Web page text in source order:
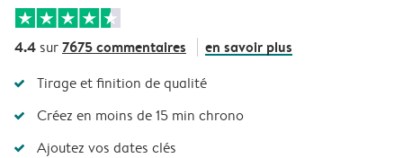
4.4 sur7675 commentaires en savoir plus
Tirage et finition de qualité
Créez en moins de 15 min chrono
Ajoutez vos dates clés